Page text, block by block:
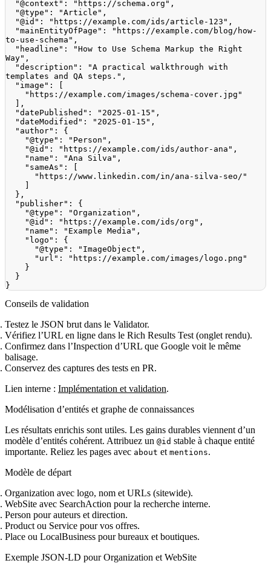
"@context" : "https://schema.org" ,
"@type" : "Article" ,
"@id" : "https://example.com/ids/article-123" ,
"mainEntityOfPage" :
"https://example.com/blog/how-
to-use-schema" ,
"headline" :
"How to Use Schema Markup the Right
Way" ,
"description" :
"A practical walkthrough with
templates and QA steps." ,
"image" :
[
"https://example.com/images/schema-cover.jpg"
] ,
"datePublished" : "2025-01-15" ,
"dateModified" : "2025-01-15" ,
"author" :
{
"@type" : "Person" ,
"@id" : "https://example.com/ids/author-ana" ,
"name" : "Ana Silva" ,
"sameAs" :
[
"https://www.linkedin.com/in/ana-silva-seo/"
]
} ,
"publisher" :
{
"@type" : "Organization" ,
"@id" : "https://example.com/ids/org" ,
"name" : "Example Media" ,
"logo" :
{
"@type" : "ImageObject" ,
"url" :
"https://example.com/images/logo.png"
}
}
}
Conseils de validation
Testez le JSON brut dans le Validator.
Vérifiez l’URL en ligne dans le Rich Results Test (onglet rendu).
Confirmez dans l’Inspection d’URL que Google voit le même
balisage.
Conservez des captures des tests en PR.
Lien interne : Implémentation et validation.
Modélisation d’entités et graphe de connaissances
Les résultats enrichis sont utiles. Les gains durables viennent d’un
modèle d’entités cohérent. Attribuez un @id stable à chaque entité
importante. Reliez les pages avec about et mentions.
Modèle de départ
Organization avec logo, nom et URLs (sitewide).
WebSite avec SearchAction pour la recherche interne.
Person pour auteurs et direction.
Product ou Service pour vos offres.
Place ou LocalBusiness pour bureaux et boutiques.
Exemple JSON‑LD pour Organization et WebSite